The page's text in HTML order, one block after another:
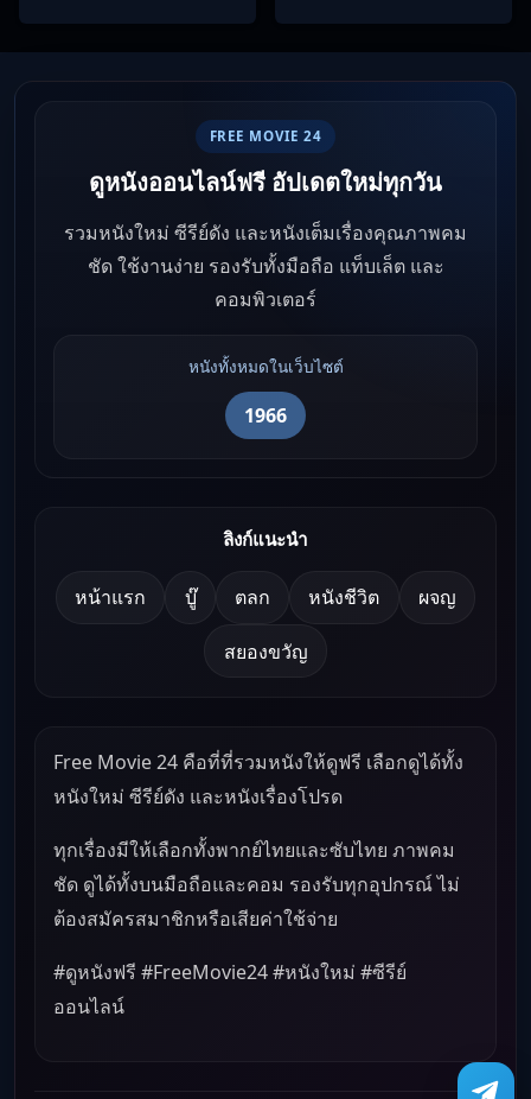
FREE MOVIE 24
ดูหนังออนไลน์ฟรี อัปเดตใหม่ทุกวัน
รวมหนังใหม่ ซีรีย์ดัง และหนังเต็มเรื่องคุณภาพคม
ชัด ใช้งานง่าย รองรับทั้งมือถือ แท็บเล็ต และ
คอมพิวเตอร์
หนังทั้งหมดในเว็บไซต์
1966
ลิงก์แนะนำ
หน้าแรก บู๊ ตลก หนังชีวิต ผจญ
สยองขวัญ
Free Movie 24 คือที่ที่รวมหนังให้ดูฟรี เลือกดูได้ทั้ง
หนังใหม่ ซีรีย์ดัง และหนังเรื่องโปรด
ทุกเรื่องมีให้เลือกทั้งพากย์ไทยและซับไทย ภาพคม
ชัด ดูได้ทั้งบนมือถือและคอม รองรับทุกอุปกรณ์ ไม่
ต้องสมัครสมาชิกหรือเสียค่าใช้จ่าย
#ดูหนังฟรี #FreeMovie24 #หนังใหม่ #ซีรีย์
ออนไลน์